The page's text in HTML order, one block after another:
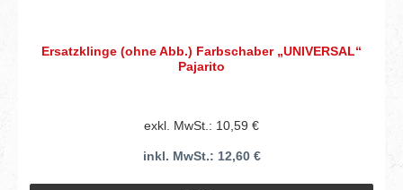
Ersatzklinge (ohne Abb.) Farbschaber „UNIVERSAL“
Pajarito
exkl. MwSt.: 10,59 €
inkl. MwSt.: 12,60 €